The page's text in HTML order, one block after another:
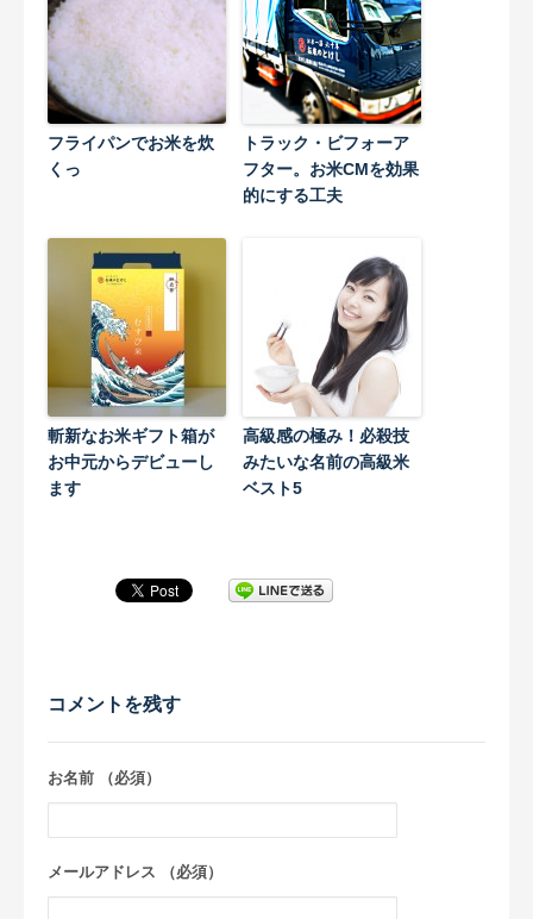
フライパンでお米を炊
くっ
トラック・ビフォーア
フター。お米CMを効果
的にする工夫
斬新なお米ギフト箱が
お中元からデビューし
ます
高級感の極み！必殺技
みたいな名前の高級米
ベスト5
コメントを残す
お名前 （必須）
メールアドレス （必須）